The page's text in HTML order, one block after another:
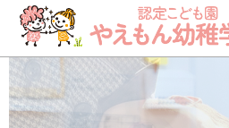
園について
園での生活